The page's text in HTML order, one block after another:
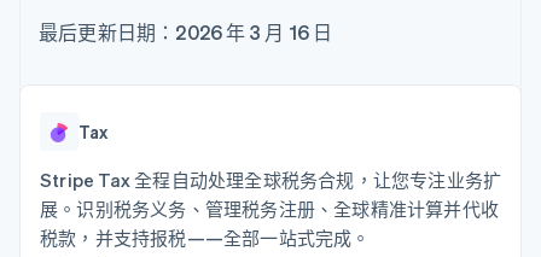
Payment
接入 125+ 种支
Authorization
Boost
支付成功率优
化
Link
加速结账
Recognition
Stripe Sigma
交易市场
按行业
AI 企业
发行稳定币支持的支付卡
资源
应用集成
代码示例
公司
产品路线图
Stripe Press
最后更新日期：2026 年 3 月 16 日
Tax
Stripe Tax 全程自动处理全球税务合规，让您专注业务扩
展。识别税务义务、管理税务注册、全球精准计算并代收
税款，并支持报税——全部一站式完成。